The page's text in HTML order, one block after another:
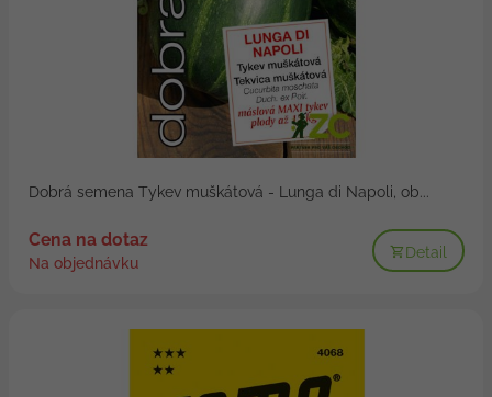
Dobrá semena Tykev muškátová - Lunga di Napoli, ob...
Cena na dotaz
Na objednávku
Detail